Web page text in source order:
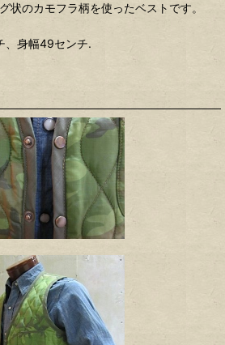
状のカモフラ柄を使ったベストです。
、身幅49センチ.